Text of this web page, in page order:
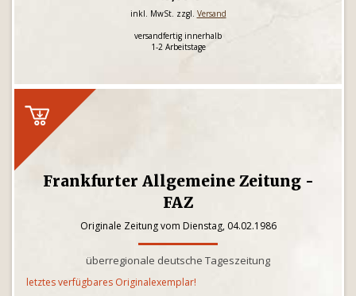
inkl. MwSt. zzgl. Versand
versandfertig innerhalb
1-2 Arbeitstage
Frankfurter Allgemeine Zeitung -
FAZ
Originale Zeitung vom Dienstag, 04.02.1986
überregionale deutsche Tageszeitung
letztes verfügbares Originalexemplar!